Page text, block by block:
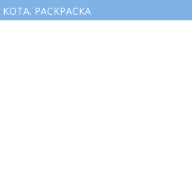
РАСКРАСКА